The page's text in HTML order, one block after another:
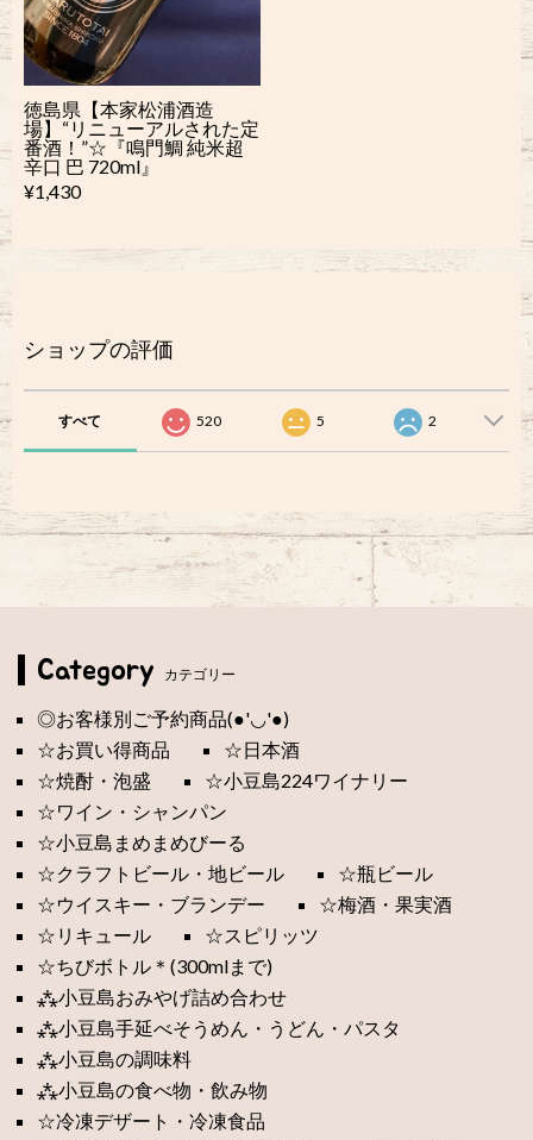
徳島県【本家松浦酒造
場】“リニューアルされた定
番酒！”☆『鳴門鯛 純米超
辛口 巴 720ml』
¥1,430
ショップの評価
すべて 520 5 2
Category カテゴリー
◎お客様別ご予約商品(●'◡'●)
☆お買い得商品
☆日本酒
☆焼酎・泡盛
☆小豆島224ワイナリー
☆ワイン・シャンパン
☆小豆島まめまめびーる
☆クラフトビール・地ビール
☆瓶ビール
☆ウイスキー・ブランデー
☆梅酒・果実酒
☆リキュール
☆スピリッツ
☆ちびボトル＊(300mlまで)
⁂小豆島おみやげ詰め合わせ
⁂小豆島手延べそうめん・うどん・パスタ
⁂小豆島の調味料
⁂小豆島の食べ物・飲み物
☆冷凍デザート・冷凍食品